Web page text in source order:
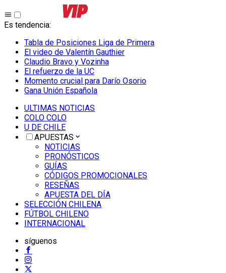
Es tendencia:
Tabla de Posiciones Liga de Primera
El video de Valentín Gauthier
Claudio Bravo y Vozinha
El refuerzo de la UC
Momento crucial para Darío Osorio
Gana Unión Española
ULTIMAS NOTICIAS
COLO COLO
U DE CHILE
APUESTAS
NOTICIAS
PRONÓSTICOS
GUÍAS
CÓDIGOS PROMOCIONALES
RESEÑAS
APUESTA DEL DÍA
SELECCIÓN CHILENA
FÚTBOL CHILENO
INTERNACIONAL
síguenos